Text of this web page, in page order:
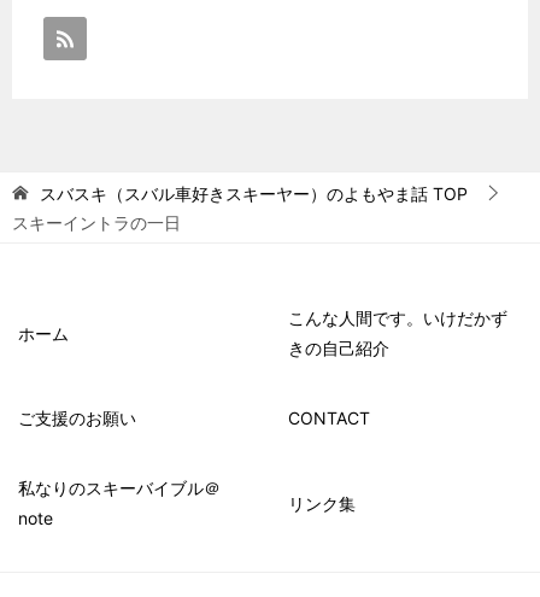
スバスキ（スバル車好きスキーヤー）のよもやま話 TOP
スキーイントラの一日
ホーム
こんな人間です。いけだかず
きの自己紹介
ご支援のお願い CONTACT
私なりのスキーバイブル＠
note
リンク集